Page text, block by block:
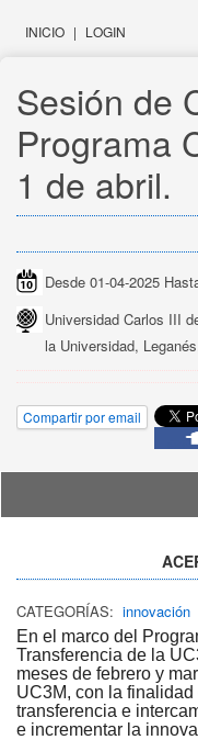
INICIO | LOGIN
Sesión de
Programa
1 de abril.
Desde 01-04-2025
Universidad Carlos III
la Universidad,
Compartir por email
CATEGORÍAS: innovación
En el marco del
Transferencia de la
meses de febrero y
UC3M, con la
transferencia e
e incrementar la